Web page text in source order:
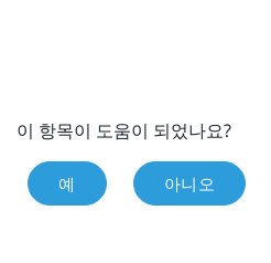
이 항목이 도움이 되었나요?
예 아니오